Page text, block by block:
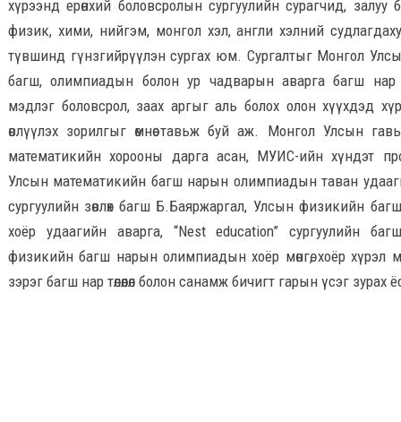
хүрээнд ерөнхий боловсролын сургуулийн сурагчид, залуу
физик, хими, нийгэм, монгол хэл, англи хэлний
түвшинд гүнзгийрүүлэн сургах юм. Сургалтыг Монгол
багш, олимпиадын болон ур чадварын аварга багш нар
мэдлэг боловсрол, заах аргыг аль болох олон хүүхдэд
өвлүүлэх зорилгыг өмнөө тавьж буй аж. Монгол Улсын
математикийн хорооны дарга асан, МУИС-ийн хүндэт
Улсын математикийн багш нарын олимпиадын таван
сургуулийн зөвлөх багш Б.Баяржаргал, Улсын физикийн
хоёр удаагийн аварга, “Nest education” сургуулийн
физикийн багш нарын олимпиадын хоёр мөнгө, хоёр хүрэл
зэрэг багш нар төлөөлөл болон санамж бичигт гарын үсэг